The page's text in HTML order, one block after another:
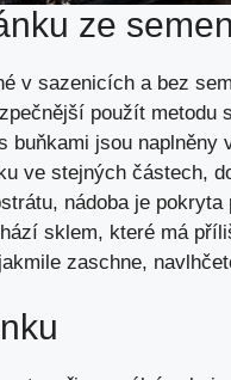
ze semen
v sazenicích a bez
použít
buňkami jsou
ve stejných částech,
nádoba je
sklem, které má
zaschne,